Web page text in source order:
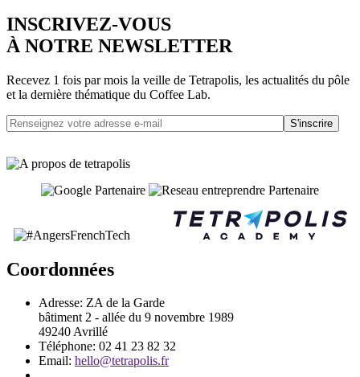
INSCRIVEZ-VOUS
À NOTRE NEWSLETTER
Recevez 1 fois par mois la veille de Tetrapolis, les actualités du pôle
et la dernière thématique du Coffee Lab.
S'inscrire
Coordonnées
Adresse: ZA de la Garde
bâtiment 2 - allée du 9 novembre 1989
49240 Avrillé
Téléphone: 02 41 23 82 32
Email: hello@tetrapolis.fr